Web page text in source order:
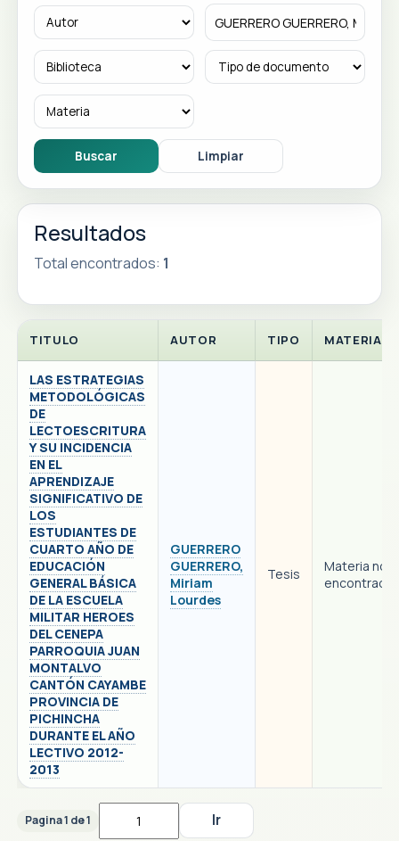
Resultados
Total encontrados: 1
TITULO AUTOR TIPO MATERIA
LAS ESTRATEGIAS
METODOLÓGICAS
DE
LECTOESCRITURA
Y SU INCIDENCIA
EN EL
APRENDIZAJE
SIGNIFICATIVO DE
LOS
ESTUDIANTES DE
CUARTO AÑO DE
EDUCACIÓN
GENERAL BÁSICA
DE LA ESCUELA
MILITAR HEROES
DEL CENEPA
PARROQUIA JUAN
MONTALVO
CANTÓN CAYAMBE
PROVINCIA DE
PICHINCHA
DURANTE EL AÑO
LECTIVO 2012-
2013
GUERRERO
GUERRERO,
Miriam
Lourdes
Tesis
Materia no
encontrada
Pagina 1 de 1